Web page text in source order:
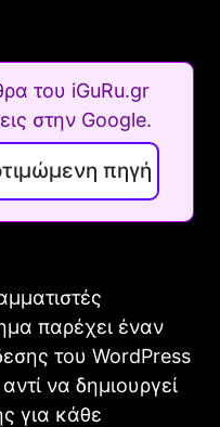
του iGuRu.gr
στην Google.
πηγή
παρέχει έναν
του WordPress
να δημιουργεί
για κάθε